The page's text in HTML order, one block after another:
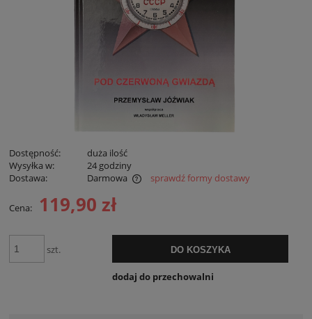
Dostępność:
duża ilość
Wysyłka w:
24 godziny
Dostawa:
Darmowa
sprawdź formy dostawy
Cena: 119,90 zł
szt. DO KOSZYKA
dodaj do przechowalni